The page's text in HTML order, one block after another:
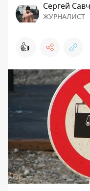
Сергей
ЖУРНАЛИСТ
👍